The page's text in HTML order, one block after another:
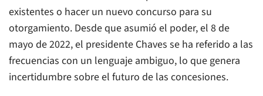
existentes o hacer un nuevo concurso para su
otorgamiento. Desde que asumió el poder, el 8 de
mayo de 2022, el presidente Chaves se ha referido a las
frecuencias con un lenguaje ambiguo, lo que genera
incertidumbre sobre el futuro de las concesiones.